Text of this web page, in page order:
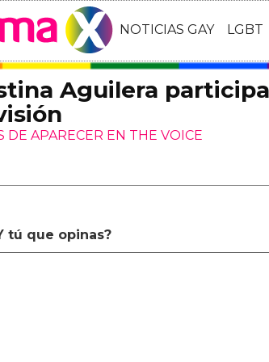
NOTICIAS GAY LGBT
Aguilera
DE APARECER EN THE VOICE
tú que opinas?